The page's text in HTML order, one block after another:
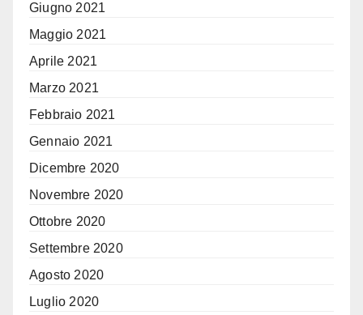
Giugno 2021
Maggio 2021
Aprile 2021
Marzo 2021
Febbraio 2021
Gennaio 2021
Dicembre 2020
Novembre 2020
Ottobre 2020
Settembre 2020
Agosto 2020
Luglio 2020